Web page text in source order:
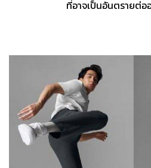
ที่อาจเป็นอันตรายต่